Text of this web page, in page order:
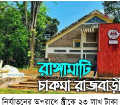
নির্যাতনের অপরাধে স্ত্রীকে ২৩ লাখ